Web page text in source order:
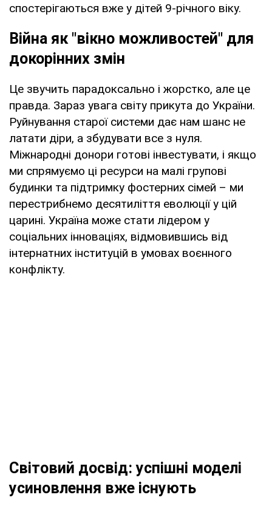
спостерігаються вже у дітей 9-річного віку.
Війна як "вікно можливостей" для
докорінних змін
Це звучить парадоксально і жорстко, але це
правда. Зараз увага світу прикута до України.
Руйнування старої системи дає нам шанс не
латати діри, а збудувати все з нуля.
Міжнародні донори готові інвестувати, і якщо
ми спрямуємо ці ресурси на малі групові
будинки та підтримку фостерних сімей – ми
перестрибнемо десятиліття еволюції у цій
царині. Україна може стати лідером у
соціальних інноваціях, відмовившись від
інтернатних інституцій в умовах воєнного
конфлікту.
Світовий досвід: успішні моделі
усиновлення вже існують